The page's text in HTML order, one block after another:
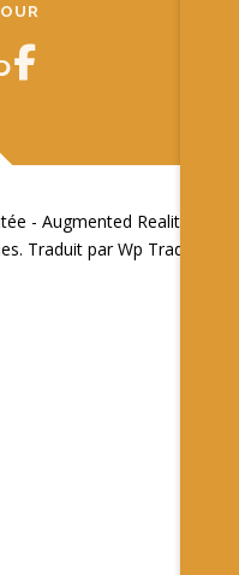
- Augmented Reality
Traduit par Wp Trads.